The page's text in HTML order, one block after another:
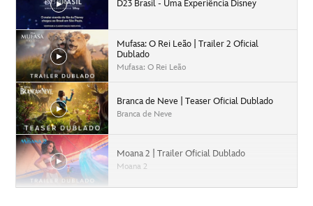
D23 Brasil - Uma Experiência Disney
Mufasa: O Rei Leão | Trailer 2 Oficial
Dublado
Mufasa: O Rei Leão
Branca de Neve | Teaser Oficial Dublado
Branca de Neve
Moana 2 | Trailer Oficial Dublado
Moana 2